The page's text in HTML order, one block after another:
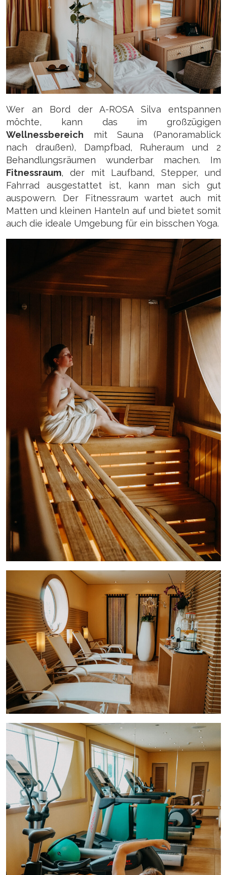
Wer an Bord der A-ROSA Silva entspannen
möchte, kann das im großzügigen
Wellnessbereich mit Sauna (Panoramablick
nach draußen), Dampfbad, Ruheraum und 2
Behandlungsräumen wunderbar machen. Im
Fitnessraum, der mit Laufband, Stepper, und
Fahrrad ausgestattet ist, kann man sich gut
auspowern. Der Fitnessraum wartet auch mit
Matten und kleinen Hanteln auf und bietet somit
auch die ideale Umgebung für ein bisschen Yoga.